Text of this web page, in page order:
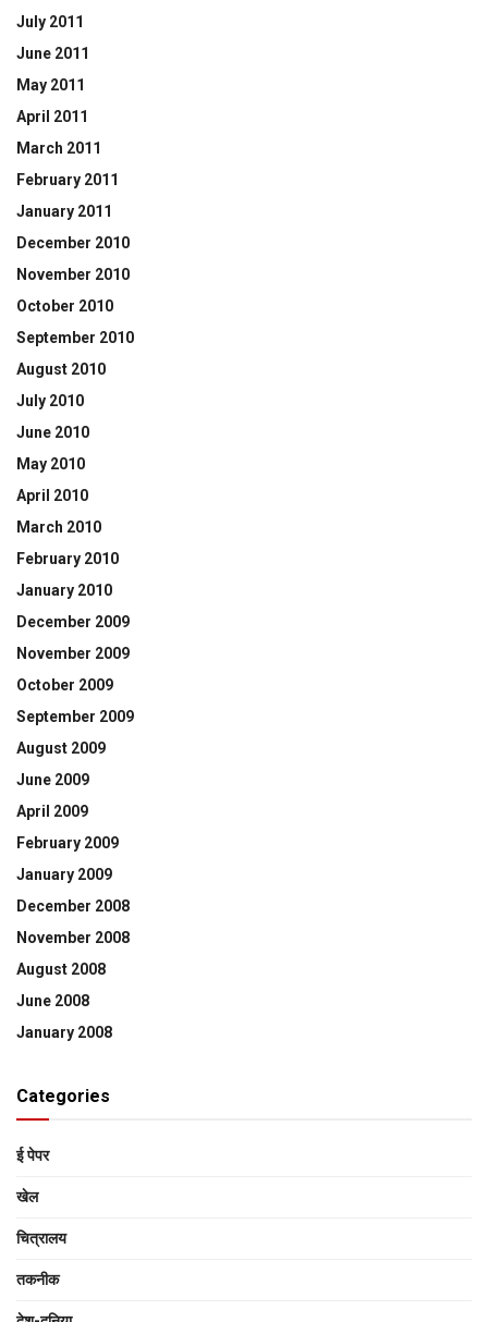
July 2011
June 2011
May 2011
April 2011
March 2011
February 2011
January 2011
December 2010
November 2010
October 2010
September 2010
August 2010
July 2010
June 2010
May 2010
April 2010
March 2010
February 2010
January 2010
December 2009
November 2009
October 2009
September 2009
August 2009
June 2009
April 2009
February 2009
January 2009
December 2008
November 2008
August 2008
June 2008
January 2008
Categories
ई पेपर
खेल
चित्रालय
तकनीक